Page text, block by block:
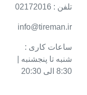
تلفن : 02172016
info@tireman.ir
ساعات کاری :
شنبه تا پنجشنبه |
8:30 الی 20:30